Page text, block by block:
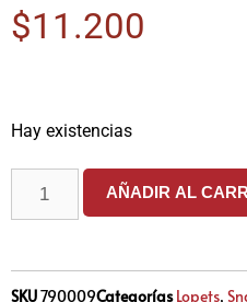
$11.200
Hay existencias
AÑADIR AL
SKU790009Categorías Lopets,